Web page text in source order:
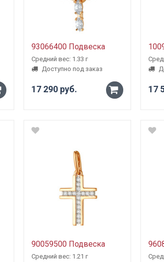
93066400 Подвеска
Средний вес: 1.33 г
Доступно под заказ
17 290 руб. - 17
90059500 Подвеска
Средний вес: 1.21 г